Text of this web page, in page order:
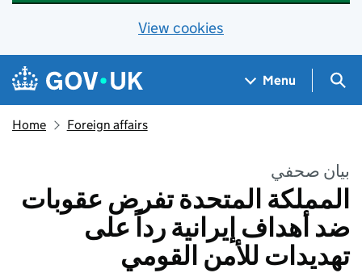
View cookies
Skip to main content
Navigation menu
Menu
Home Foreign affairs
بيان صحفي
المملكة المتحدة تفرض عقوبات
ضد أهداف إيرانية رداً على
تهديدات للأمن القومي